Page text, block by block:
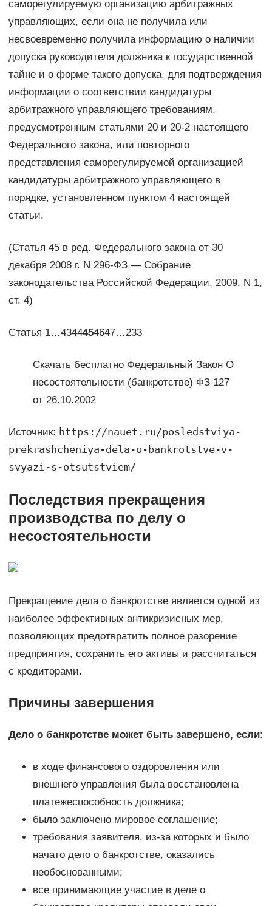
саморегулируемую организацию арбитражных
управляющих, если она не получила или
несвоевременно получила информацию о наличии
допуска руководителя должника к государственной
тайне и о форме такого допуска, для подтверждения
информации о соответствии кандидатуры
арбитражного управляющего требованиям,
предусмотренным статьями 20 и 20-2 настоящего
Федерального закона, или повторного
представления саморегулируемой организацией
кандидатуры арбитражного управляющего в
порядке, установленном пунктом 4 настоящей
статьи.
(Статья 45 в ред. Федерального закона от 30
декабря 2008 г. N 296-ФЗ — Собрание
законодательства Российской Федерации, 2009, N 1,
ст. 4)
Статья 1…4344454647…233
Скачать бесплатно Федеральный Закон О
несостоятельности (банкротстве) ФЗ 127
от 26.10.2002
Источник: https://nauet.ru/posledstviya-
prekrashcheniya-dela-o-bankrotstve-v-
svyazi-s-otsutstviem/
Последствия прекращения
производства по делу о
несостоятельности
Прекращение дела о банкротстве является одной из
наиболее эффективных антикризисных мер,
позволяющих предотвратить полное разорение
предприятия, сохранить его активы и рассчитаться
с кредиторами.
Причины завершения
Дело о банкротстве может быть завершено, если:
в ходе финансового оздоровления или
внешнего управления была восстановлена
платежеспособность должника;
было заключено мировое соглашение;
требования заявителя, из-за которых и было
начато дело о банкротстве, оказались
необоснованными;
все принимающие участие в деле о